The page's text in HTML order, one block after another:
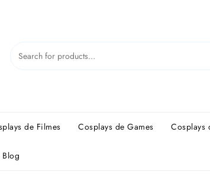
de Filmes Cosplays de Games Cosplays
Blog